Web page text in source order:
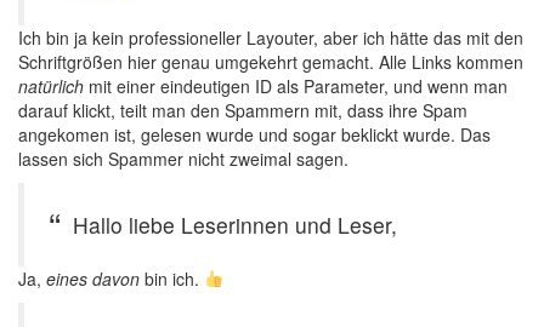
Ich bin ja kein professioneller Layouter, aber ich hätte das mit den
Schriftgrößen hier genau umgekehrt gemacht. Alle Links kommen
natürlich mit einer eindeutigen ID als Parameter, und wenn man
darauf klickt, teilt man den Spammern mit, dass ihre Spam
angekomen ist, gelesen wurde und sogar beklickt wurde. Das
lassen sich Spammer nicht zweimal sagen.
Hallo liebe Leserinnen und Leser,
Ja, eines davon bin ich.